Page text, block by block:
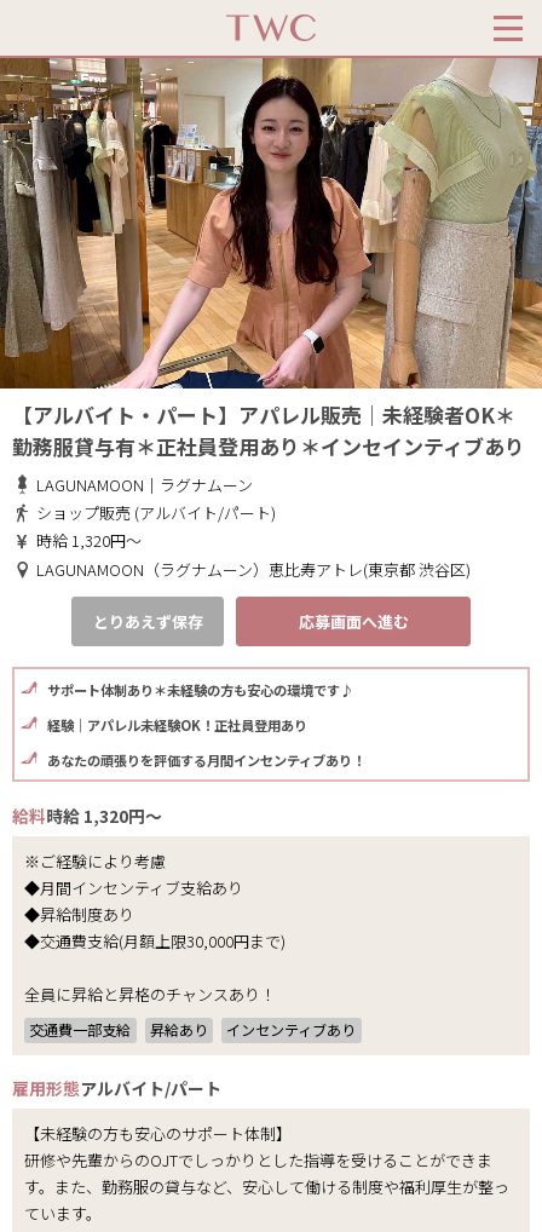
【アルバイト・パート】アパレル販売｜未経験者OK＊
勤務服貸与有＊正社員登用あり＊インセインティブあり
LAGUNAMOON｜ラグナムーン
ショップ販売 (アルバイト/パート)
時給 1,320円～
LAGUNAMOON（ラグナムーン）恵比寿アトレ(東京都 渋谷区)
とりあえず保存 応募画面へ進む
サポート体制あり＊未経験の方も安心の環境です♪
経験｜アパレル未経験OK！正社員登用あり
あなたの頑張りを評価する月間インセンティブあり！
給料時給 1,320円～
※ご経験により考慮
◆月間インセンティブ支給あり
◆昇給制度あり
◆交通費支給(月額上限30,000円まで)
全員に昇給と昇格のチャンスあり！
交通費一部支給 昇給あり インセンティブあり
雇用形態アルバイト/パート
【未経験の方も安心のサポート体制】
研修や先輩からのOJTでしっかりとした指導を受けることができま
す。また、勤務服の貸与など、安心して働ける制度や福利厚生が整っ
ています。